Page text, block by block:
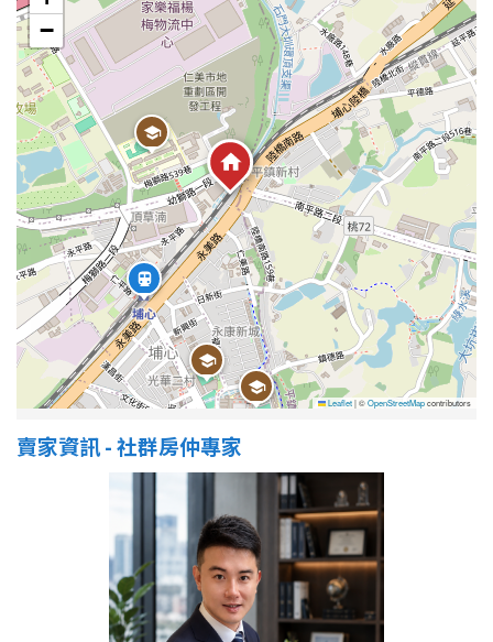
−
Leaflet|©OpenStreetMapcontributors
賣家資訊 - 社群房仲專家